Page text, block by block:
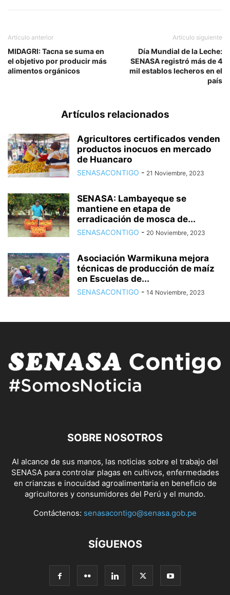
Artículo anterior
MIDAGRI: Tacna se suma en
el objetivo por producir más
alimentos orgánicos
Artículo siguiente
Día Mundial de la Leche:
SENASA registró más de 4
mil establos lecheros en el
país
Artículos relacionados
Agricultores certificados venden
productos inocuos en mercado
de Huancaro
SENASACONTIGO - 21 Noviembre, 2023
SENASA: Lambayeque se
mantiene en etapa de
erradicación de mosca de...
SENASACONTIGO - 20 Noviembre, 2023
Asociación Warmikuna mejora
técnicas de producción de maíz
en Escuelas de...
SENASACONTIGO - 14 Noviembre, 2023
SOBRE NOSOTROS
Al alcance de sus manos, las noticias sobre el trabajo del
SENASA para controlar plagas en cultivos, enfermedades
en crianzas e inocuidad agroalimentaria en beneficio de
agricultores y consumidores del Perú y el mundo.
Contáctenos: senasacontigo@senasa.gob.pe
SÍGUENOS